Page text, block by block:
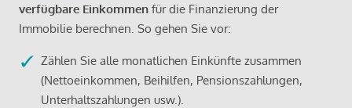
verfügbare Einkommen für die Finanzierung der
Immobilie berechnen. So gehen Sie vor:
Zählen Sie alle monatlichen Einkünfte zusammen
(Nettoeinkommen, Beihilfen, Pensionszahlungen,
Unterhaltszahlungen usw.).